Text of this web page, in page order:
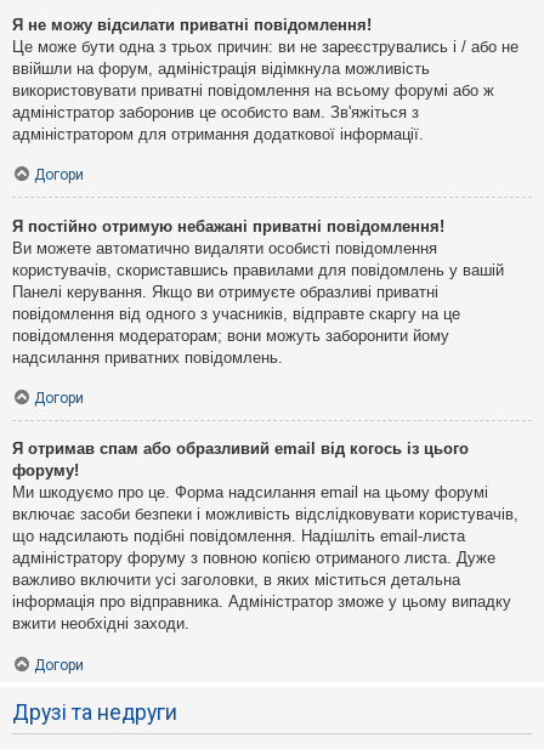
Я не можу відсилати приватні повідомлення!
Це може бути одна з трьох причин: ви не зареєструвались і / або не
ввійшли на форум, адміністрація відімкнула можливість
використовувати приватні повідомлення на всьому форумі або ж
адміністратор заборонив це особисто вам. Зв'яжіться з
адміністратором для отримання додаткової інформації.
Догори
Я постійно отримую небажані приватні повідомлення!
Ви можете автоматично видаляти особисті повідомлення
користувачів, скориставшись правилами для повідомлень у вашій
Панелі керування. Якщо ви отримуєте образливі приватні
повідомлення від одного з учасників, відправте скаргу на це
повідомлення модераторам; вони можуть заборонити йому
надсилання приватних повідомлень.
Догори
Я отримав спам або образливий email від когось із цього
форуму!
Ми шкодуємо про це. Форма надсилання email на цьому форумі
включає засоби безпеки і можливість відслідковувати користувачів,
що надсилають подібні повідомлення. Надішліть email-листа
адміністратору форуму з повною копією отриманого листа. Дуже
важливо включити усі заголовки, в яких міститься детальна
інформація про відправника. Адміністратор зможе у цьому випадку
вжити необхідні заходи.
Догори
Друзі та недруги